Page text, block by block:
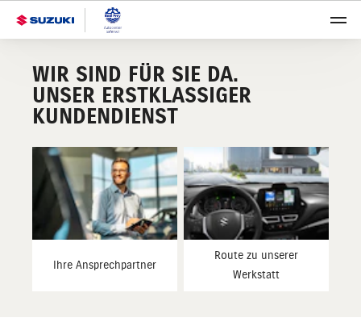
WIR SIND FÜR SIE DA.
UNSER ERSTKLASSIGER
KUNDENDIENST
Ihre Ansprechpartner
Route zu unserer
Werkstatt